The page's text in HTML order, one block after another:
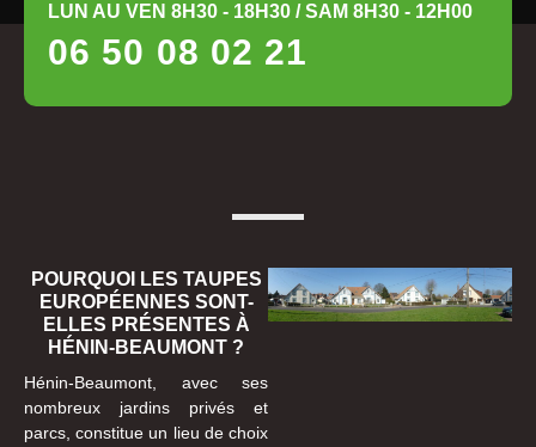
LUN AU VEN 8H30 - 18H30 / SAM 8H30 - 12H00
06 50 08 02 21
POURQUOI LES TAUPES
EUROPÉENNES SONT-
ELLES PRÉSENTES À
HÉNIN-BEAUMONT ?
Hénin-Beaumont, avec ses
nombreux jardins privés et
parcs, constitue un lieu de choix